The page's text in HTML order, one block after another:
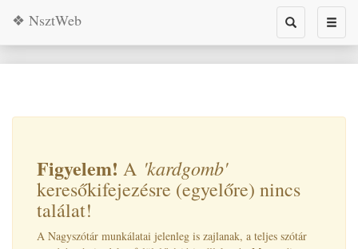
Toggle
search
❖ NsztWeb
Figyelem! A 'kardgomb'
keresőkifejezésre (egyelőre) nincs
találat!
A Nagyszótár munkálatai jelenleg is zajlanak, a teljes szótár